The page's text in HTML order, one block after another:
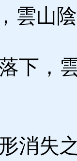
雲山
下，
消失